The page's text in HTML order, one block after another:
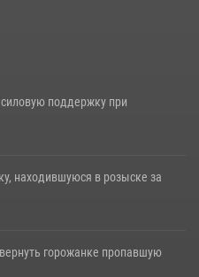
поддержку при
находившуюся в розыске за
горожанке пропавшую